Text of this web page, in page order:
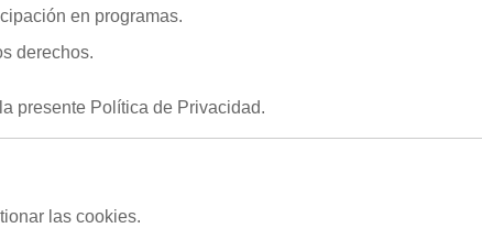
en programas.
derechos.
presente Política de Privacidad.
las cookies.